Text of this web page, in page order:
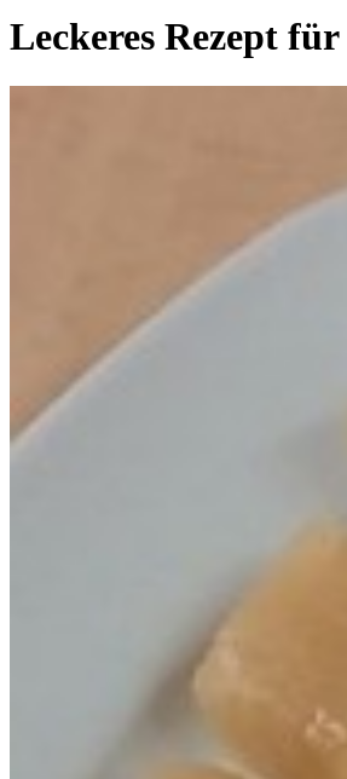
Leckeres Rezept für